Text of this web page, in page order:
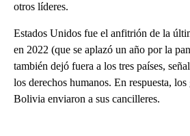
otros líderes.
Estados Unidos fue el anfitrión de la
en 2022 (que se aplazó un año por la
también dejó fuera a los tres países,
los derechos humanos. En respuesta,
Bolivia enviaron a sus cancilleres.